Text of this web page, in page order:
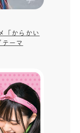
「からかい
テーマ